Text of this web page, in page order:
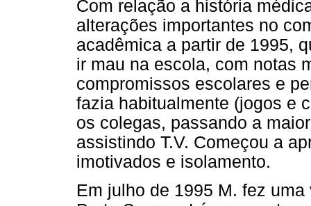
Com relação a história
alterações importantes no
acadêmica a partir de 1995,
ir mau na escola, com notas
compromissos escolares e
fazia habitualmente (jogos e
os colegas, passando a
assistindo T.V. Começou a
imotivados e isolamento.
Em julho de 1995 M. fez